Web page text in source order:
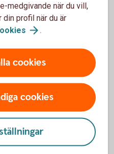
hållbarhetsansvarig i
bland annat om vilka
för att främja
kan bidra till
medhållbarhet
medgivande när du vill,
profil när du är
.
cookies
cookies